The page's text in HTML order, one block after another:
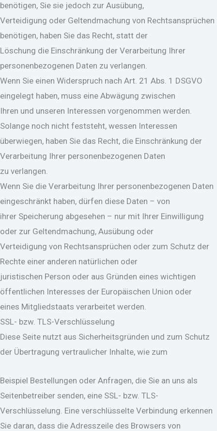
benötigen, Sie sie jedoch zur Ausübung,
Verteidigung oder Geltendmachung von Rechtsansprüchen
benötigen, haben Sie das Recht, statt der
Löschung die Einschränkung der Verarbeitung Ihrer
personenbezogenen Daten zu verlangen.
Wenn Sie einen Widerspruch nach Art. 21 Abs. 1 DSGVO
eingelegt haben, muss eine Abwägung zwischen
Ihren und unseren Interessen vorgenommen werden.
Solange noch nicht feststeht, wessen Interessen
überwiegen, haben Sie das Recht, die Einschränkung der
Verarbeitung Ihrer personenbezogenen Daten
zu verlangen.
Wenn Sie die Verarbeitung Ihrer personenbezogenen Daten
eingeschränkt haben, dürfen diese Daten – von
ihrer Speicherung abgesehen – nur mit Ihrer Einwilligung
oder zur Geltendmachung, Ausübung oder
Verteidigung von Rechtsansprüchen oder zum Schutz der
Rechte einer anderen natürlichen oder
juristischen Person oder aus Gründen eines wichtigen
öffentlichen Interesses der Europäischen Union oder
eines Mitgliedstaats verarbeitet werden.
SSL- bzw. TLS-Verschlüsselung
Diese Seite nutzt aus Sicherheitsgründen und zum Schutz
der Übertragung vertraulicher Inhalte, wie zum
Beispiel Bestellungen oder Anfragen, die Sie an uns als
Seitenbetreiber senden, eine SSL- bzw. TLS-
Verschlüsselung. Eine verschlüsselte Verbindung erkennen
Sie daran, dass die Adresszeile des Browsers von